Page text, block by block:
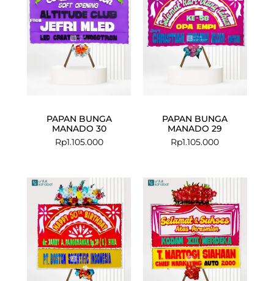
PAPAN BUNGA
MANADO 30
Rp1.105.000
PAPAN BUNGA
MANADO 29
Rp1.105.000